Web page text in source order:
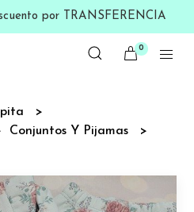
por TRANSFERENCIA
0
Conjuntos Y Pijamas